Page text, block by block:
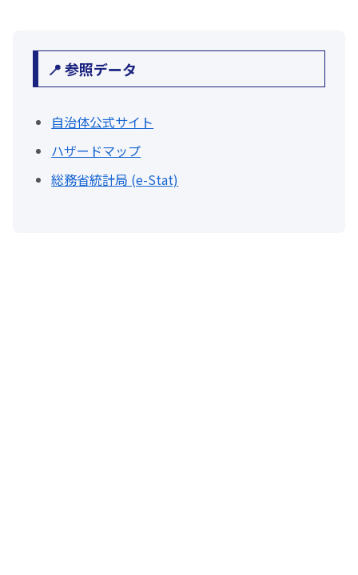
📍 参照データ
自治体公式サイト
ハザードマップ
総務省統計局 (e-Stat)